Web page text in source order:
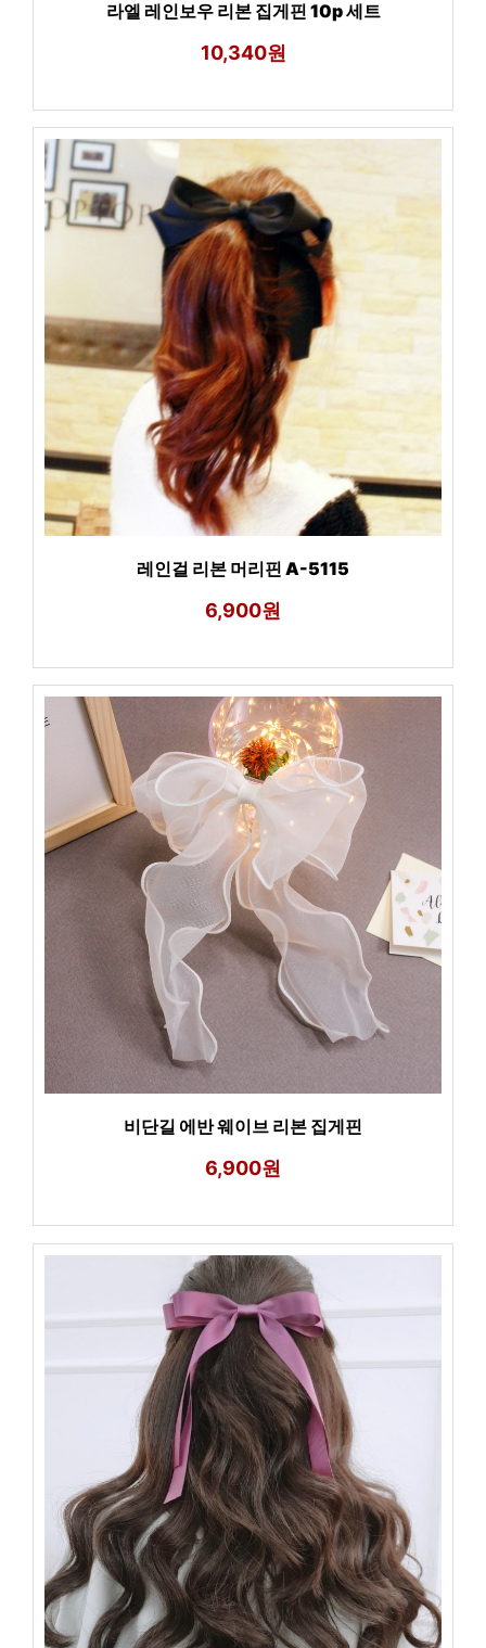
라엘 레인보우 리본 집게핀 10p 세트
10,340원
레인걸 리본 머리핀 A-5115
6,900원
비단길 에반 웨이브 리본 집게핀
6,900원